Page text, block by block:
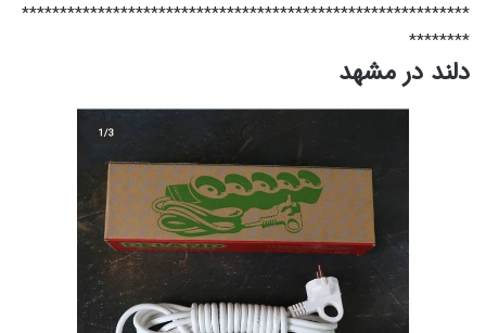
***********************************************************
********
دلند در مشهد